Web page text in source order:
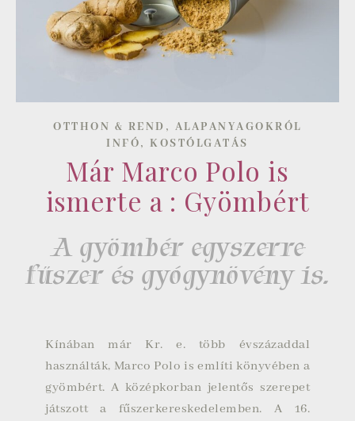
OTTHON & REND , ALAPANYAGOKRÓL
INFÓ,KOSTÓLGATÁS
Már Marco Polo is
ismerte a : Gyömbért
A gyömbér egyszerre
fűszer és gyógynövény is.
Kínában már Kr. e. több évszázaddal
használták, Marco Polo is említi könyvében a
gyömbért. A középkorban jelentős szerepet
játszott a fűszerkereskedelemben. A 16.